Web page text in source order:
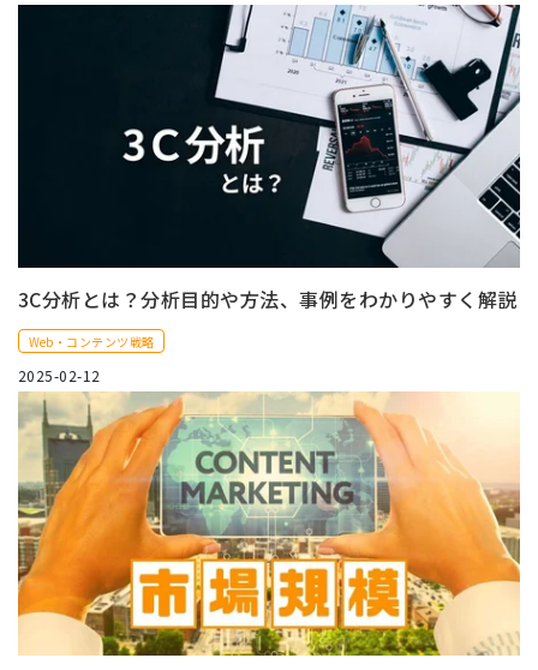
3C分析とは？分析目的や方法、事例をわかりやすく解説
Web・コンテンツ戦略
2025-02-12